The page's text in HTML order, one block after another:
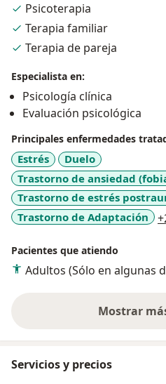
Psicoterapia
Terapia familiar
Terapia de pareja
Especialista en:
Psicología clínica
Evaluación psicológica
Principales enfermedades
Estrés
Duelo
Trastorno de ansiedad
Trastorno de estrés
Trastorno de Adaptación
Pacientes que atiendo
Adultos (Sólo en algunas
Mostrar
Servicios y precios